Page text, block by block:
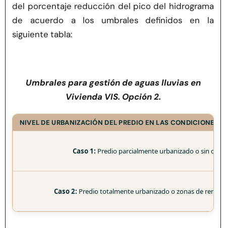
del porcentaje reducción del pico del hidrograma
de acuerdo a los umbrales definidos en la
siguiente tabla:
Umbrales para gestión de aguas lluvias en
Vivienda VIS. Opción 2.
NIVEL DE URBANIZACIÓN DEL PREDIO EN LAS CONDICIONES
Caso 1: Predio parcialmente urbanizado o sin
Caso 2: Predio totalmente urbanizado o zonas de